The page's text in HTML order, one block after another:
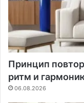
Принцип
ритм и
06.08.2026